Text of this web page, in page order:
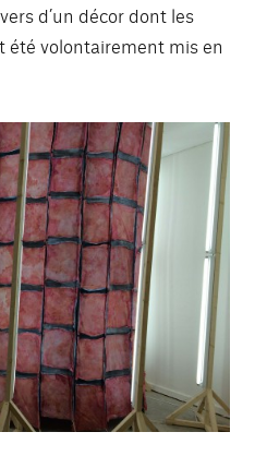
d’un décor dont les
été volontairement mis en